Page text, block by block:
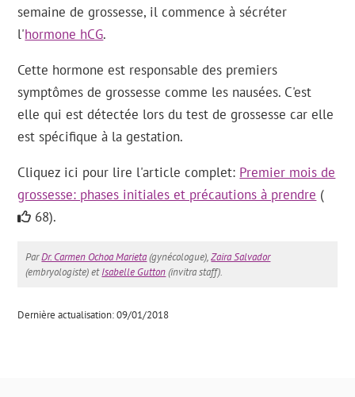
semaine de grossesse, il commence à sécréter
l'hormone hCG.
Cette hormone est responsable des premiers
symptômes de grossesse comme les nausées. C'est
elle qui est détectée lors du test de grossesse car elle
est spécifique à la gestation.
Cliquez ici pour lire l'article complet: Premier mois de
grossesse: phases initiales et précautions à prendre (
68).
ParDr. Carmen Ochoa Marieta(gynécologue),Zaira Salvador
(embryologiste) etIsabelle Gutton(invitra staff).
Dernière actualisation: 09/01/2018